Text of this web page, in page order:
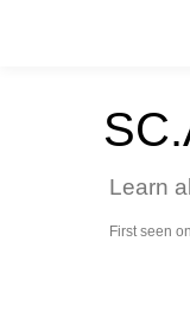
Learn
First seen on